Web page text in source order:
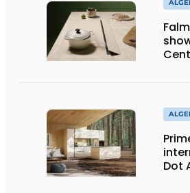
Dot